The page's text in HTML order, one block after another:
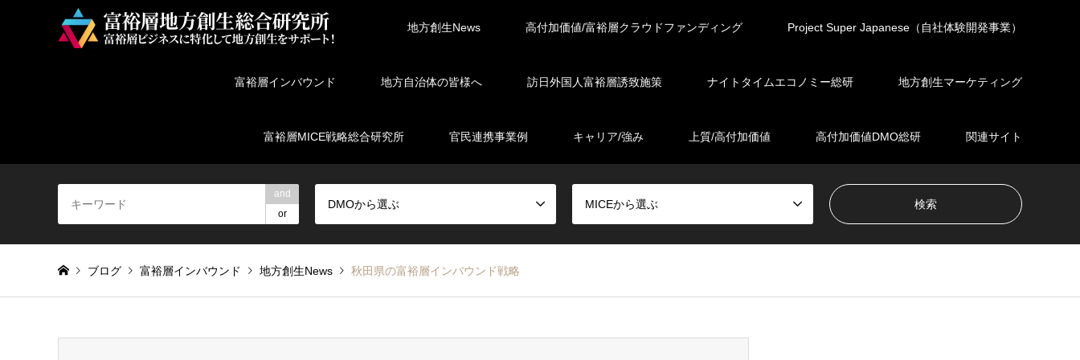
地方創生News 高付加価値/富裕層クラウドファンディング Project Super Japanese（自社体験開発事業）
富裕層インバウンド 地方自治体の皆様へ 訪日外国人富裕層誘致施策 ナイトタイムエコノミー総研 地方創生マーケティング
富裕層MICE戦略総合研究所 官民連携事業例 キャリア/強み 上質/高付加価値 高付加価値DMO総研 関連サイト
and
or
DMOから選ぶ MICEから選ぶ
ブログ 富裕層インバウンド 地方創生News 秋田県の富裕層インバウンド戦略